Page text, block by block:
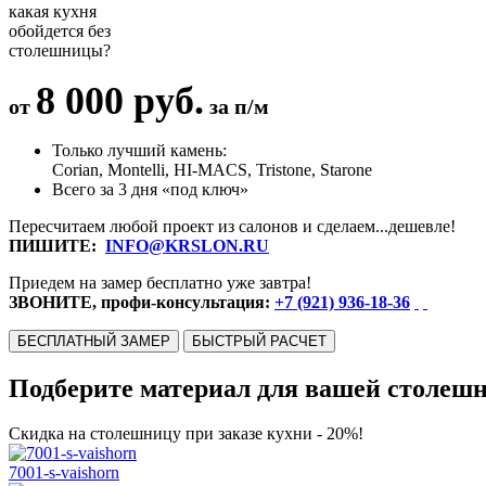
какая кухня
обойдется без
столешницы?
от 8 000 руб. за п/м
Только лучший камень:
Corian, Montelli, HI-MACS, Tristone, Starone
Всего за 3 дня «под ключ»
Пересчитаем любой проект из салонов и сделаем...дешевле!
ПИШИТЕ: INFO@KRSLON.RU
Приедем на замер бесплатно уже завтра!
ЗВОНИТЕ, профи-консультация: +7 (921) 936-18-36
БЕСПЛАТНЫЙ ЗАМЕР БЫСТРЫЙ РАСЧЕТ
Подберите материал для вашей
Скидка на столешницу при заказе кухни - 20%!
7001-s-vaishorn